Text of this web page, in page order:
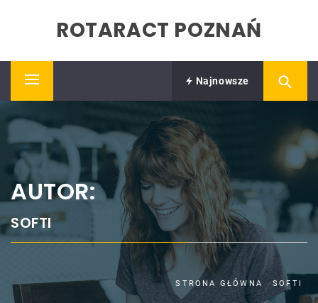
ROTARACT POZNAŃ
Primary
Najnowsze
AUTOR:
SOFTI
STRONA GŁÓWNA SOFTI